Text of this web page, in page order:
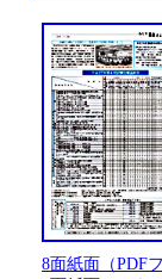
8面紙面（PDF